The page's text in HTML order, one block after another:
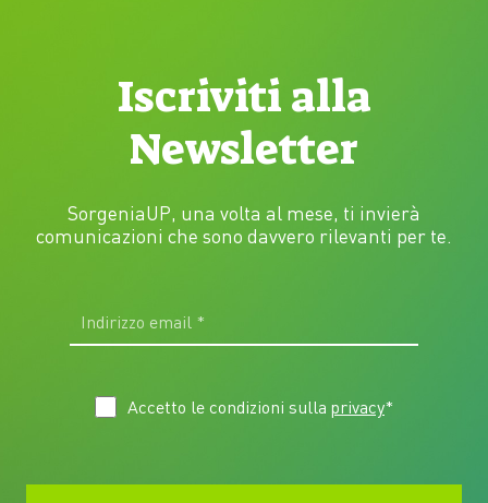
Iscriviti alla
Newsletter
SorgeniaUP, una volta al mese, ti invierà
comunicazioni che sono davvero rilevanti per te.
Accetto le condizioni sulla privacy*